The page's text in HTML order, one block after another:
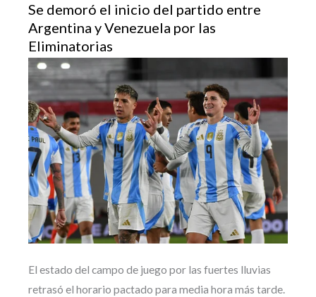
Se demoró el inicio del partido entre
Argentina y Venezuela por las
Eliminatorias
El estado del campo de juego por las fuertes lluvias
retrasó el horario pactado para media hora más tarde.